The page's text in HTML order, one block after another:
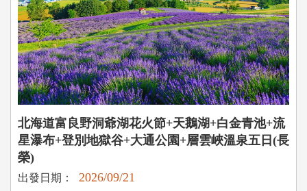
北海道富良野洞爺湖花火節+天鵝湖+白金青池+流
星瀑布+登別地獄谷+大通公園+層雲峽溫泉五日(長
榮)
出發日期： 2026/09/21